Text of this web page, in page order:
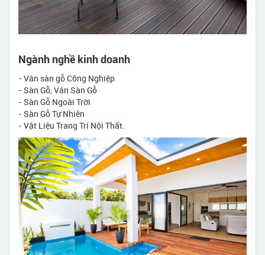
Ngành nghề kinh doanh
- Ván sàn gỗ Công Nghiệp
- Sàn Gỗ, Ván Sàn Gỗ
- Sàn Gỗ Ngoài Trời
- Sàn Gỗ Tự Nhiên
- Vật Liệu Trang Trí Nội Thất.